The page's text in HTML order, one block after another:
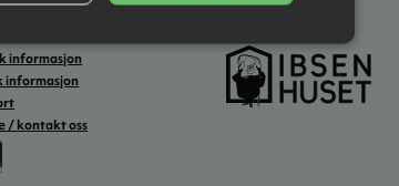
informasjon
informasjon
/ kontakt oss